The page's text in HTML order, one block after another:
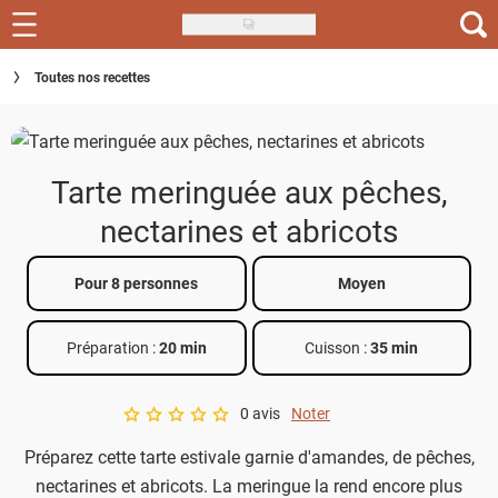
Skip
to
main
Recettes
Inspirations
Actus
Téléchargez l'app Saveurs Recettes
Index des recettes
Toutes nos recettes
Tarte meringuée aux pêches,
nectarines et abricots
Pour 8 personnes Moyen
Préparation :20 min Cuisson :35 min
A star rating of 0 out of 5.
0 avis Noter
Préparez cette tarte estivale garnie d'amandes, de pêches,
nectarines et abricots. La meringue la rend encore plus